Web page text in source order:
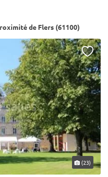
de Flers (61100)
(23)